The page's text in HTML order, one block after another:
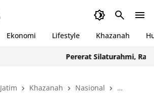
Ekonomi Lifestyle Khazanah
Pererat Silaturahmi,
Jatim Khazanah Nasional Ponorogo